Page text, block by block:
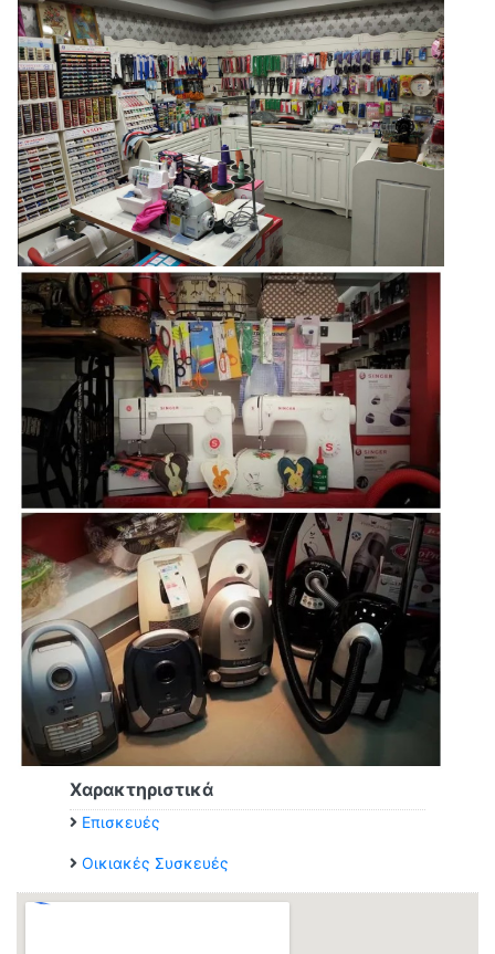
Χαρακτηριστικά
Επισκευές
Οικιακές Συσκευές